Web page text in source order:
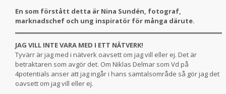
En som förstått detta är Nina Sundén, fotograf,
marknadschef och ung inspiratör för många därute.
JAG VILL INTE VARA MED I ETT NÄTVERK!
Tyvärr är jag med i nätverk oavsett om jag vill eller ej. Det är
betraktaren som avgör det. Om Niklas Delmar som Vd på
4potentials anser att jag ingår i hans samtalsområde så gör jag det
oavsett om jag vill eller ej.